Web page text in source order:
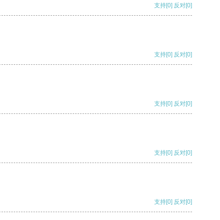
支持[0] 反对[0]
支持[0] 反对[0]
支持[0] 反对[0]
支持[0] 反对[0]
支持[0] 反对[0]